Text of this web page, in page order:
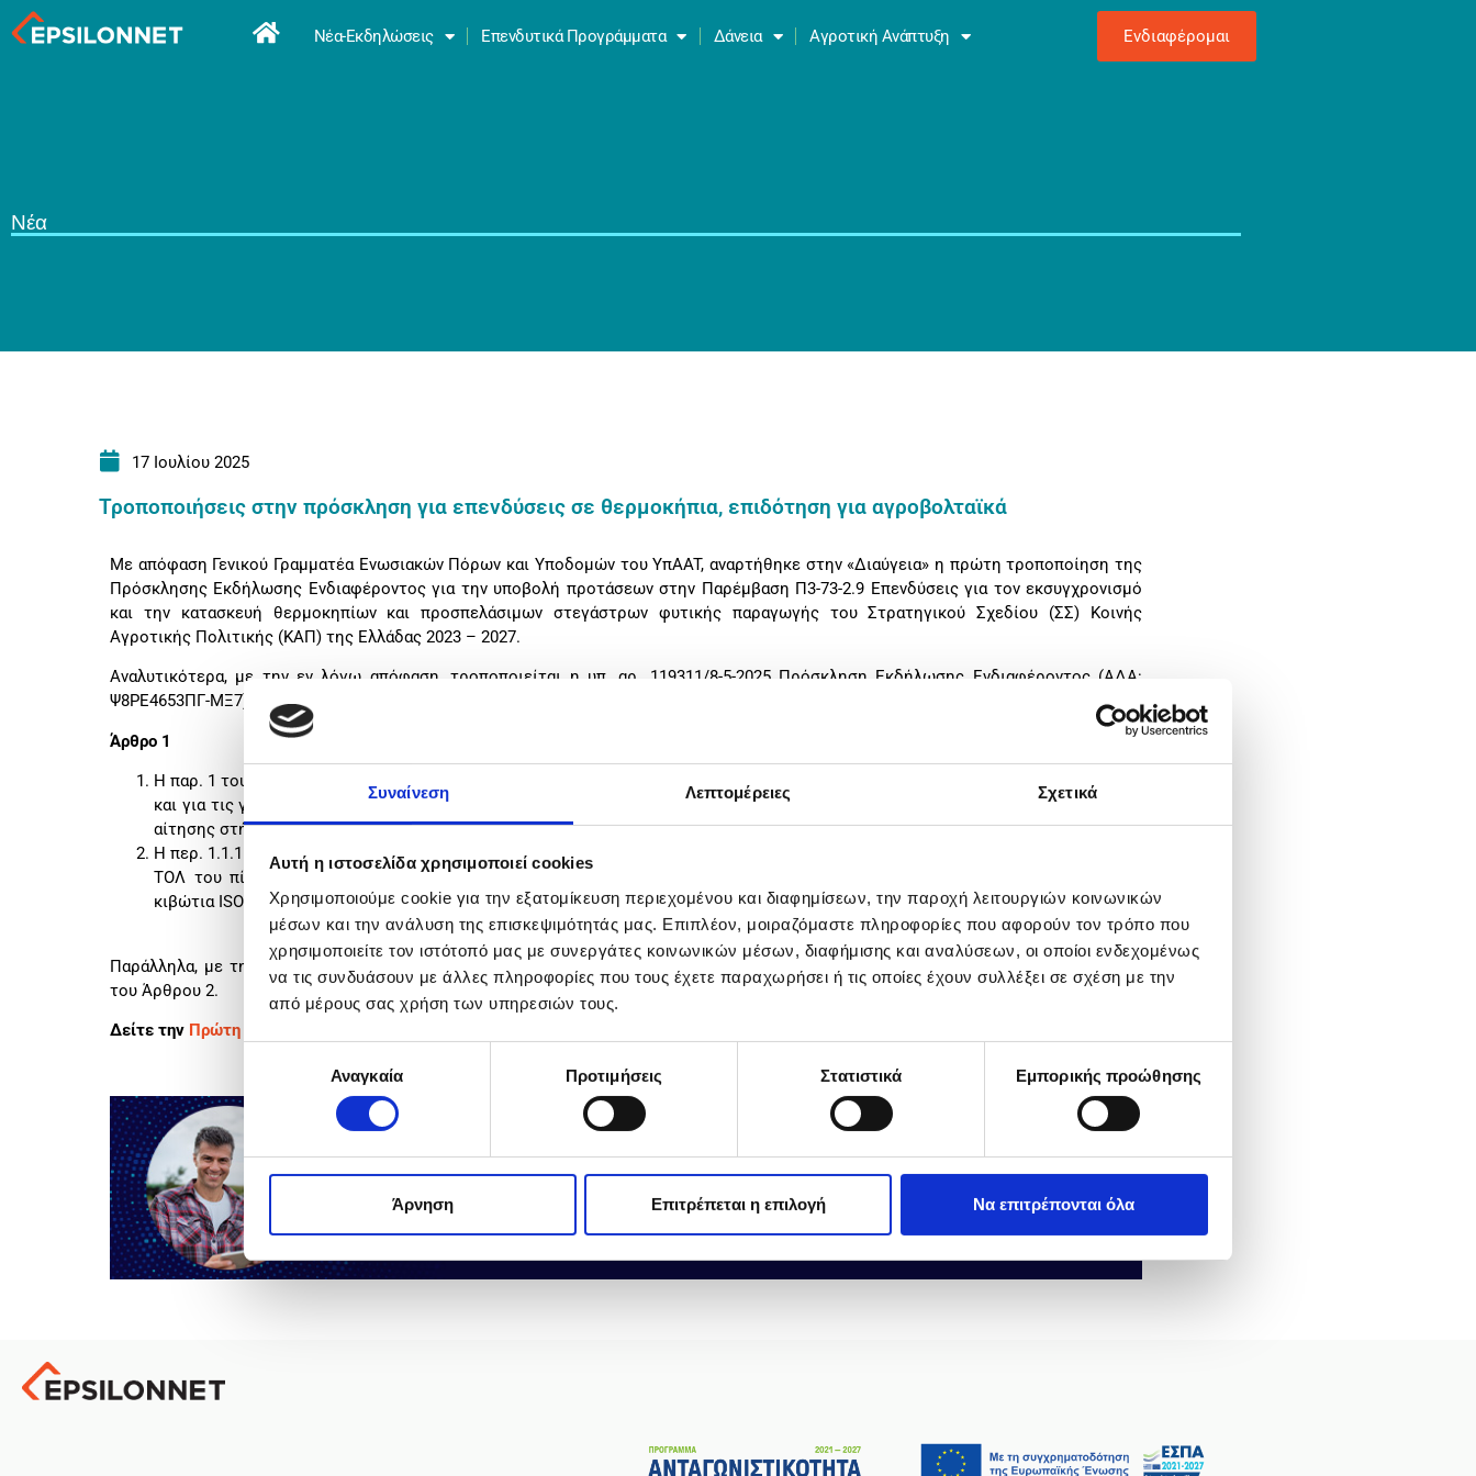
Συναίνεση Λεπτομέρειες Σχετικά
Αυτή η ιστοσελίδα χρησιμοποιεί cookies
Χρησιμοποιούμε cookie για την εξατομίκευση περιεχομένου και διαφημίσεων, την παροχή λειτουργιών κοινωνικών
μέσων και την ανάλυση της επισκεψιμότητάς μας. Επιπλέον, μοιραζόμαστε πληροφορίες που αφορούν τον τρόπο που
χρησιμοποιείτε τον ιστότοπό μας με συνεργάτες κοινωνικών μέσων, διαφήμισης και αναλύσεων, οι οποίοι ενδεχομένως
να τις συνδυάσουν με άλλες πληροφορίες που τους έχετε παραχωρήσει ή τις οποίες έχουν συλλέξει σε σχέση με την
από μέρους σας χρήση των υπηρεσιών τους.
συγκατάθεσηςΑναγκαία Προτιμήσεις Στατιστικά Εμπορικής προώθησης
Άρνηση Επιτρέπεται η επιλογή Να επιτρέπονται όλα
Νέα-Εκδηλώσεις Επενδυτικά Προγράμματα Δάνεια Αγροτική Ανάπτυξη Ενδιαφέρομαι
Νέα
17 Ιουλίου 2025
Τροποποιήσεις στην πρόσκληση για επενδύσεις σε θερμοκήπια, επιδότηση για αγροβολταϊκά
Με απόφαση Γενικού Γραμματέα Ενωσιακών Πόρων και Υποδομών του ΥπAAT, αναρτήθηκε στην «Διαύγεια» η πρώτη τροποποίηση της
Πρόσκλησης Εκδήλωσης Ενδιαφέροντος για την υποβολή προτάσεων στην Παρέμβαση Π3-73-2.9 Επενδύσεις για τον εκσυγχρονισμό
και την κατασκευή θερμοκηπίων και προσπελάσιμων στεγάστρων φυτικής παραγωγής του Στρατηγικού Σχεδίου (ΣΣ) Κοινής
Αγροτικής Πολιτικής (ΚΑΠ) της Ελλάδας 2023 – 2027.
Αναλυτικότερα, με την εν λόγω απόφαση, τροποποιείται η υπ. αρ. 119311/8-5-2025 Πρόσκληση Εκδήλωσης Ενδιαφέροντος (ΑΔΑ:
Ψ8ΡΕ4653ΠΓ-ΜΞ7) ως εξής:
Άρθρο 1
Η παρ. 1 του άρθρου 7 αντικαθίσταται ως εξής: «1. Για τις γεωργικές εκμεταλλεύσεις των υποψηφίων φυσικών προσώπων καθώς
και για τις γεωργικές εκμεταλλεύσεις που τυχόν κατέχονται από τα υποψήφια νομικά πρόσωπα, κατά την ημερομηνία υποβολής
αίτησης στήριξης ισχύουν τα εξής:»
Η περ. 1.1.1 του άρθρου 9 αντικαθίσταται ως εξής: «Θερμοκήπια, δικτυοκήπια, μόνιμες εγκαταστάσεις φυτικής παραγωγής τύπου
ΤΟΛ του πίνακα 7.3α του Παραρτήματος 7 της παρούσας, θάλαμοι καλλιέργειας κλειστού τύπου κιβωτίου ISO 668 (εφεξής
κιβώτια ISO 668) και κλειστοί θάλαμοι μανιταριών.»
Παράλληλα, με την υφιστάμενη Τροποποίηση, πραγματοποιούνται τροποποιήσεις και δίνονται διευκρινίσεις επί των Παραστημάτων
του Άρθρου 2.
Δείτε την Πρώτη Τροποποίηση εδώ.